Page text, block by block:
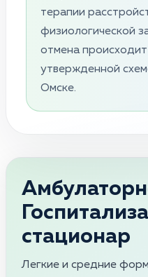
терапии
физиологической
отмена
утвержденной
Омске.
стационар
Легкие и средние